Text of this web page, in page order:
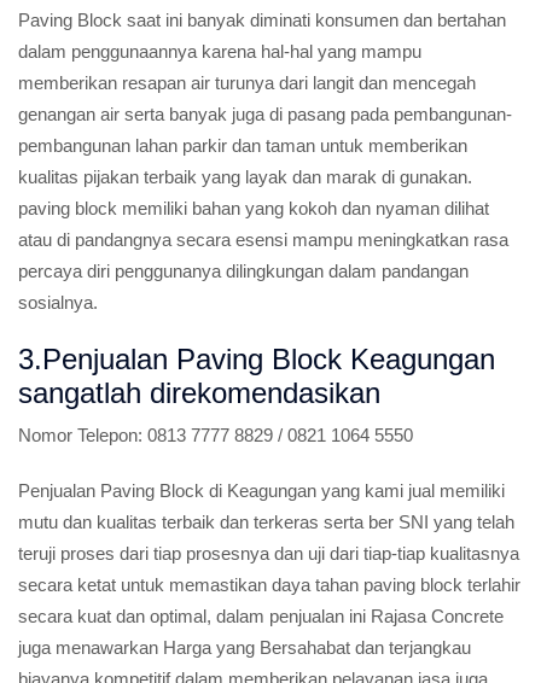
Paving Block saat ini banyak diminati konsumen dan bertahan
dalam penggunaannya karena hal-hal yang mampu
memberikan resapan air turunya dari langit dan mencegah
genangan air serta banyak juga di pasang pada pembangunan-
pembangunan lahan parkir dan taman untuk memberikan
kualitas pijakan terbaik yang layak dan marak di gunakan.
paving block memiliki bahan yang kokoh dan nyaman dilihat
atau di pandangnya secara esensi mampu meningkatkan rasa
percaya diri penggunanya dilingkungan dalam pandangan
sosialnya.
3.Penjualan Paving Block Keagungan
sangatlah direkomendasikan
Nomor Telepon: 0813 7777 8829 / 0821 1064 5550
Penjualan Paving Block di Keagungan yang kami jual memiliki
mutu dan kualitas terbaik dan terkeras serta ber SNI yang telah
teruji proses dari tiap prosesnya dan uji dari tiap-tiap kualitasnya
secara ketat untuk memastikan daya tahan paving block terlahir
secara kuat dan optimal, dalam penjualan ini Rajasa Concrete
juga menawarkan Harga yang Bersahabat dan terjangkau
biayanya kompetitif dalam memberikan pelayanan jasa juga